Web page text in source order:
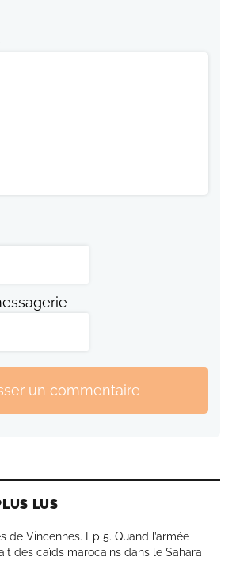
un commentaire
LUS
de Vincennes. Ep 5. Quand l’armée
des caïds marocains dans le Sahara